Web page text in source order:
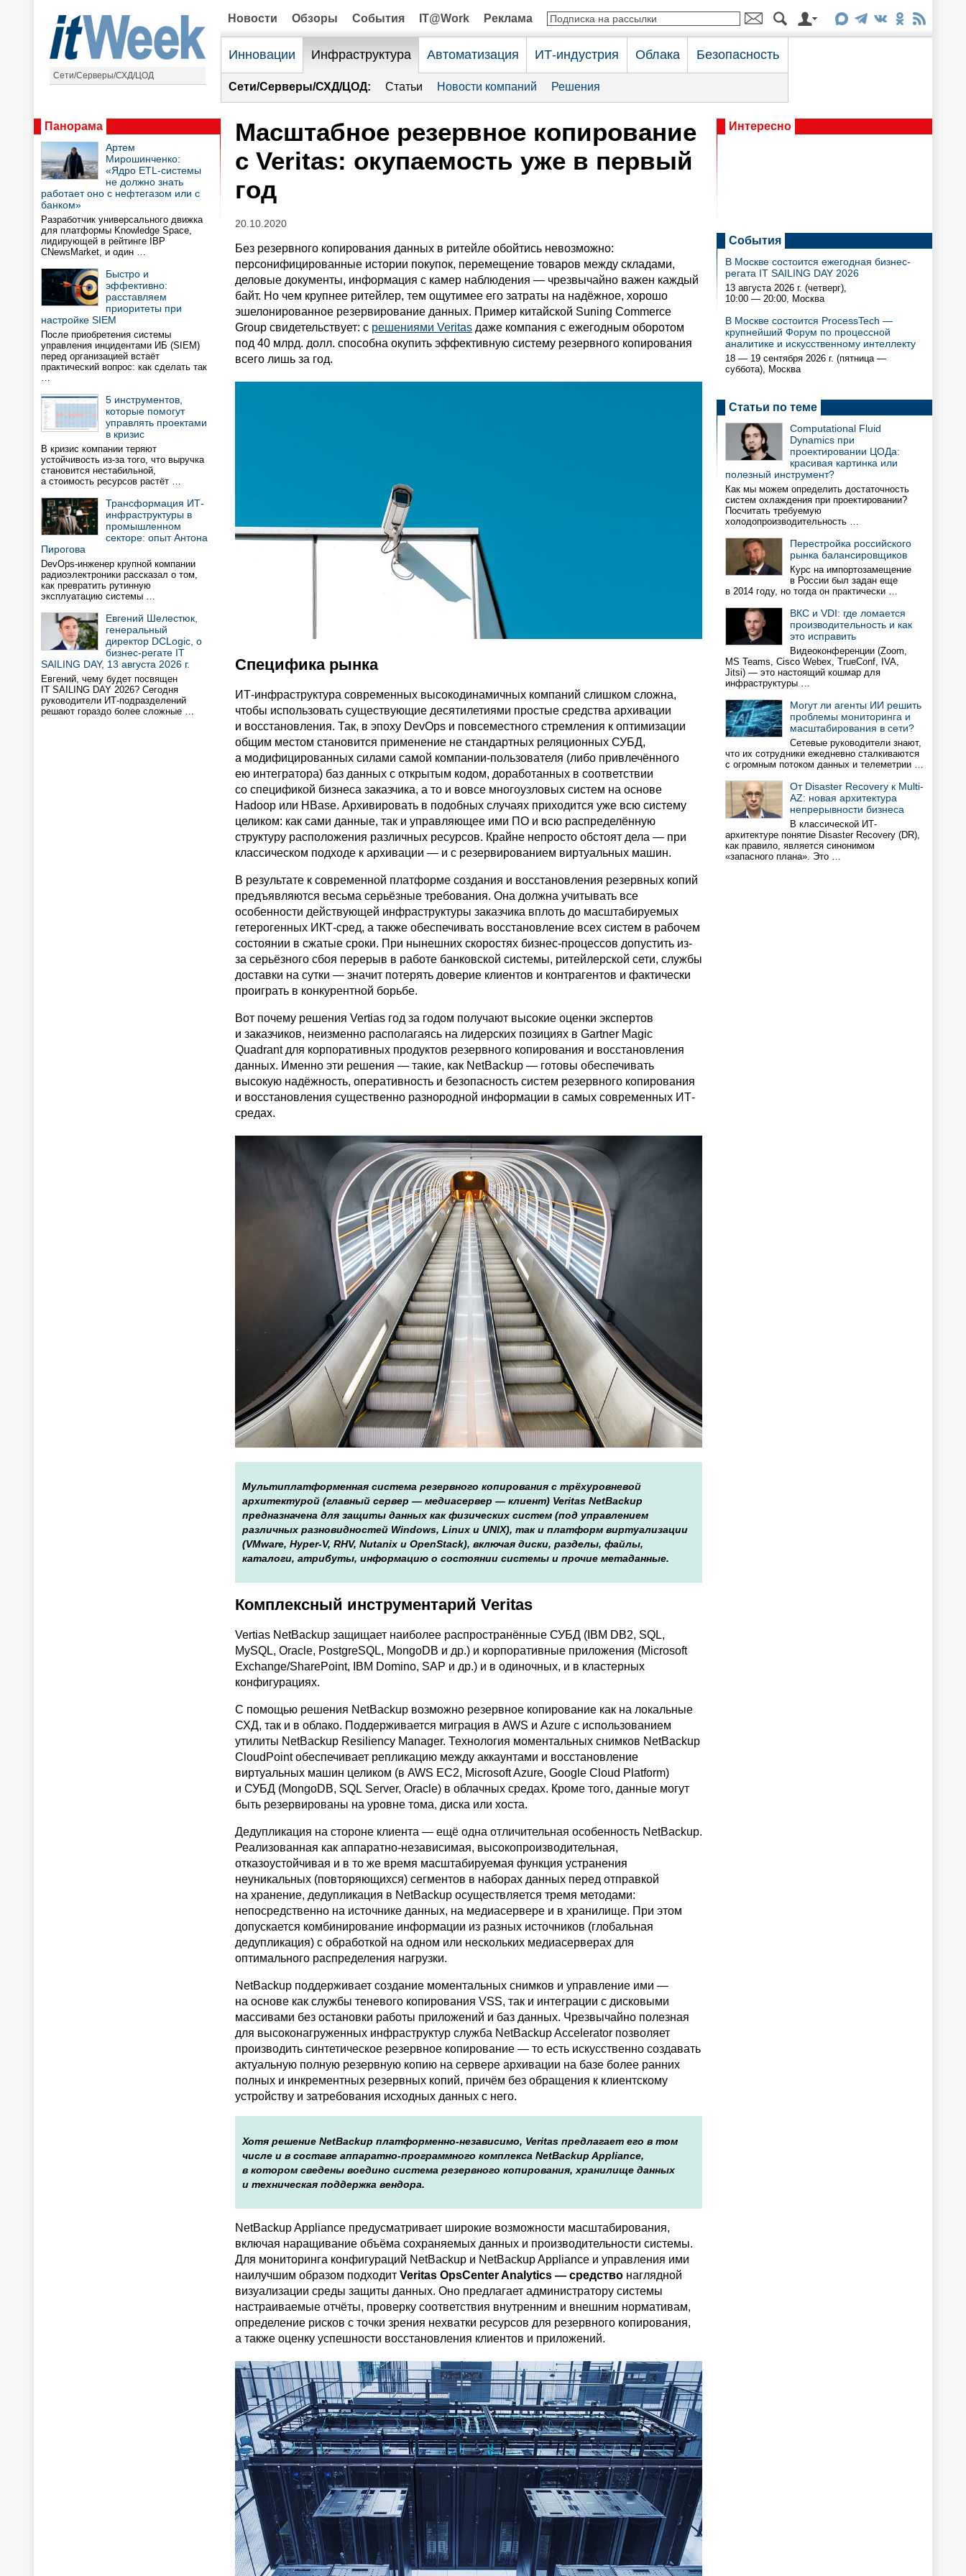
Сети/Серверы/СХД/ЦОД
Новости Обзоры События IT@Work Реклама
Инновации Инфраструктура Автоматизация ИТ-индустрия Облака Безопасность
Сети/Серверы/СХД/ЦОД: Статьи Новости компаний Решения
Панорама
Артем
Мирошинченко:
«Ядро ETL-системы
не должно знать
работает оно с нефтегазом или с
банком»
Разработчик универсального движка
для платформы Knowledge Space,
лидирующей в рейтинге IBP
CNewsMarket, и один …
Быстро и
эффективно:
расставляем
приоритеты при
настройке SIEM
После приобретения системы
управления инцидентами ИБ (SIEM)
перед организацией встаёт
практический вопрос: как сделать так
…
5 инструментов,
которые помогут
управлять проектами
в кризис
В кризис компании теряют
устойчивость из-за того, что выручка
становится нестабильной,
а стоимость ресурсов растёт …
Трансформация ИТ-
инфраструктуры в
промышленном
секторе: опыт Антона
Пирогова
DevOps-инженер крупной компании
радиоэлектроники рассказал о том,
как превратить рутинную
эксплуатацию системы …
Евгений Шелестюк,
генеральный
директор DCLogic, о
бизнес-регате IT
SAILING DAY, 13 августа 2026 г.
Евгений, чему будет посвящен
IT SAILING DAY 2026? Сегодня
руководители ИТ-подразделений
решают гораздо более сложные …
Масштабное резервное копирование
с Veritas: окупаемость уже в первый
год
20.10.2020
Без резервного копирования данных в ритейле обойтись невозможно:
персонифицированные истории покупок, перемещение товаров между складами,
деловые документы, информация с камер наблюдения — чрезвычайно важен каждый
байт. Но чем крупнее ритейлер, тем ощутимее его затраты на надёжное, хорошо
эшелонированное резервирование данных. Пример китайской Suning Commerce
Group свидетельствует: с решениями Veritas даже компания с ежегодным оборотом
под 40 млрд. долл. способна окупить эффективную систему резервного копирования
всего лишь за год.
Специфика рынка
ИТ-инфраструктура современных высокодинамичных компаний слишком сложна,
чтобы использовать существующие десятилетиями простые средства архивации
и восстановления. Так, в эпоху DevOps и повсеместного стремления к оптимизации
общим местом становится применение не стандартных реляционных СУБД,
а модифицированных силами самой компании-пользователя (либо привлечённого
ею интегратора) баз данных с открытым кодом, доработанных в соответствии
со спецификой бизнеса заказчика, а то и вовсе многоузловых систем на основе
Hadoop или HBase. Архивировать в подобных случаях приходится уже всю систему
целиком: как сами данные, так и управляющее ими ПО и всю распределённую
структуру расположения различных ресурсов. Крайне непросто обстоят дела — при
классическом подходе к архивации — и с резервированием виртуальных машин.
В результате к современной платформе создания и восстановления резервных копий
предъявляются весьма серьёзные требования. Она должна учитывать все
особенности действующей инфраструктуры заказчика вплоть до масштабируемых
гетерогенных ИКТ-сред, а также обеспечивать восстановление всех систем в рабочем
состоянии в сжатые сроки. При нынешних скоростях бизнес-процессов допустить из-
за серьёзного сбоя перерыв в работе банковской системы, ритейлерской сети, службы
доставки на сутки — значит потерять доверие клиентов и контрагентов и фактически
проиграть в конкурентной борьбе.
Вот почему решения Vertias год за годом получают высокие оценки экспертов
и заказчиков, неизменно располагаясь на лидерских позициях в Gartner Magic
Quadrant для корпоративных продуктов резервного копирования и восстановления
данных. Именно эти решения — такие, как NetBackup — готовы обеспечивать
высокую надёжность, оперативность и безопасность систем резервного копирования
и восстановления существенно разнородной информации в самых современных ИТ-
средах.
Мультиплатформенная система резервного копирования с трёхуровневой
архитектурой (главный сервер — медиасервер — клиент) Veritas NetBackup
предназначена для защиты данных как физических систем (под управлением
различных разновидностей Windows, Linux и UNIX), так и платформ виртуализации
(VMware, Hyper-V, RHV, Nutanix и OpenStack), включая диски, разделы, файлы,
каталоги, атрибуты, информацию о состоянии системы и прочие метаданные.
Комплексный инструментарий Veritas
Vertias NetBackup защищает наиболее распространённые СУБД (IBM DB2, SQL,
MySQL, Oracle, PostgreSQL, MongoDB и др.) и корпоративные приложения (Microsoft
Exchange/SharePoint, IBM Domino, SAP и др.) и в одиночных, и в кластерных
конфигурациях.
С помощью решения NetBackup возможно резервное копирование как на локальные
СХД, так и в облако. Поддерживается миграция в AWS и Azure с использованием
утилиты NetBackup Resiliency Manager. Технология моментальных снимков NetBackup
CloudPoint обеспечивает репликацию между аккаунтами и восстановление
виртуальных машин целиком (в AWS EC2, Microsoft Azure, Google Cloud Platform)
и СУБД (MongoDB, SQL Server, Oracle) в облачных средах. Кроме того, данные могут
быть резервированы на уровне тома, диска или хоста.
Дедупликация на стороне клиента — ещё одна отличительная особенность NetBackup.
Реализованная как аппаратно-независимая, высокопроизводительная,
отказоустойчивая и в то же время масштабируемая функция устранения
неуникальных (повторяющихся) сегментов в наборах данных перед отправкой
на хранение, дедупликация в NetBackup осуществляется тремя методами:
непосредственно на источнике данных, на медиасервере и в хранилище. При этом
допускается комбинирование информации из разных источников (глобальная
дедупликация) с обработкой на одном или нескольких медиасерверах для
оптимального распределения нагрузки.
NetBackup поддерживает создание моментальных снимков и управление ими —
на основе как службы теневого копирования VSS, так и интеграции с дисковыми
массивами без остановки работы приложений и баз данных. Чрезвычайно полезная
для высоконагруженных инфраструктур служба NetBackup Accelerator позволяет
производить синтетическое резервное копирование — то есть искусственно создавать
актуальную полную резервную копию на сервере архивации на базе более ранних
полных и инкрементных резервных копий, причём без обращения к клиентскому
устройству и затребования исходных данных с него.
Хотя решение NetBackup платформенно-независимо, Veritas предлагает его в том
числе и в составе аппаратно-программного комплекса NetBackup Appliance,
в котором сведены воедино система резервного копирования, хранилище данных
и техническая поддержка вендора.
NetBackup Appliance предусматривает широкие возможности масштабирования,
включая наращивание объёма сохраняемых данных и производительности системы.
Для мониторинга конфигураций NetBackup и NetBackup Appliance и управления ими
наилучшим образом подходит Veritas OpsCenter Analytics — средство наглядной
визуализации среды защиты данных. Оно предлагает администратору системы
настраиваемые отчёты, проверку соответствия внутренним и внешним нормативам,
определение рисков с точки зрения нехватки ресурсов для резервного копирования,
а также оценку успешности восстановления клиентов и приложений.
Интересно
События
В Москве состоится ежегодная бизнес-
регата IT SAILING DAY 2026
13 августа 2026 г. (четверг),
10:00 — 20:00, Москва
В Москве состоится ProcessTech —
крупнейший Форум по процессной
аналитике и искусственному интеллекту
18 — 19 сентября 2026 г. (пятница —
суббота), Москва
Статьи по теме
Computational Fluid
Dynamics при
проектировании ЦОДа:
красивая картинка или
полезный инструмент?
Как мы можем определить достаточность
систем охлаждения при проектировании?
Посчитать требуемую
холодопроизводительность …
Перестройка российского
рынка балансировщиков
Курс на импортозамещение
в России был задан еще
в 2014 году, но тогда он практически …
ВКС и VDI: где ломается
производительность и как
это исправить
Видеоконференции (Zoom,
MS Teams, Cisco Webex, TrueConf, IVA,
Jitsi) — это настоящий кошмар для
инфраструктуры …
Могут ли агенты ИИ решить
проблемы мониторинга и
масштабирования в сети?
Сетевые руководители знают,
что их сотрудники ежедневно сталкиваются
с огромным потоком данных и телеметрии …
От Disaster Recovery к Multi-
AZ: новая архитектура
непрерывности бизнеса
В классической ИТ-
архитектуре понятие Disaster Recovery (DR),
как правило, является синонимом
«запасного плана». Это …